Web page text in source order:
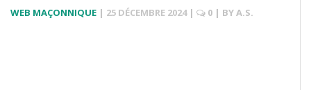
WEB MAÇONNIQUE | 25 DÉCEMBRE 2024 | 0 | BYA.S.